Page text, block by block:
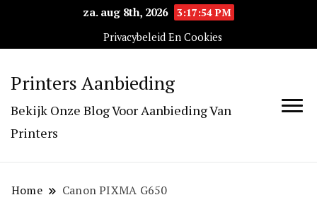
za. aug 8th, 2026
3:17:54 PM
Privacybeleid En Cookies
Printers Aanbieding
Bekijk Onze Blog Voor Aanbieding Van
Printers
Home Canon PIXMA G650